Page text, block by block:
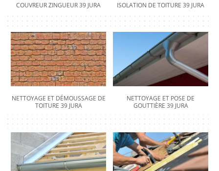
COUVREUR ZINGUEUR 39 JURA ISOLATION DE TOITURE 39 JURA
NETTOYAGE ET DÉMOUSSAGE DE
TOITURE 39 JURA
NETTOYAGE ET POSE DE
GOUTTIÈRE 39 JURA